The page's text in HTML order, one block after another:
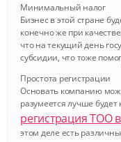
Минимальный налог
Бизнес в этой стране
конечно же при
что на текущий день
субсидии, что тоже
Простота регистрации
Основать компанию
разумеется лучше
регистрация ТОО
этом деле есть